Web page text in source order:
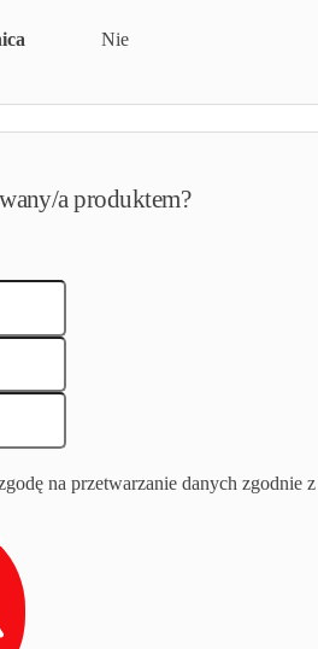
Nie
a produktem?
na przetwarzanie danych zgodnie